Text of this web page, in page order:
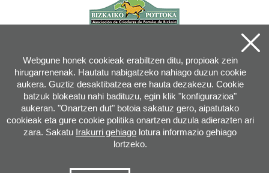
info@pottoka.info
Webgune honek cookieak erabiltzen ditu, propioak zein
hirugarrenenak. Hautatu nabigatzeko nahiago duzun cookie
aukera. Guztiz desaktibatzea ere hauta dezakezu. Cookie
batzuk blokeatu nahi badituzu, egin klik "konfigurazioa"
aukeran. "Onartzen dut" botoia sakatuz gero, aipatutako
cookieak eta gure cookie politika onartzen duzula adierazten ari
zara. Sakatu Irakurri gehiago lotura informazio gehiago
lortzeko.